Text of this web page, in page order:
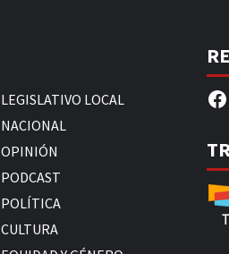
LEGISLATIVO LOCAL
NACIONAL
OPINIÓN
PODCAST
POLÍTICA
CULTURA